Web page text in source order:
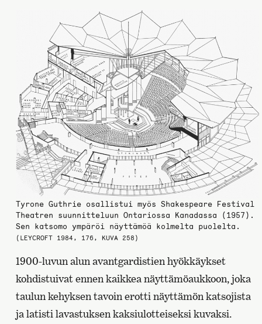
Tyrone Guthrie osallistui myös Shakespeare Festival
Theatren suunnitteluun Ontariossa Kanadassa (1957).
Sen katsomo ympäröi näyttämöä kolmelta puolelta.
(LEYCROFT 1984, 176, KUVA 258)
1900-luvun alun avantgardistien hyökkäykset
kohdistuivat ennen kaikkea näyttämöaukkoon, joka
taulun kehyksen tavoin erotti näyttämön katsojista
ja latisti lavastuksen kaksiulotteiseksi kuvaksi.